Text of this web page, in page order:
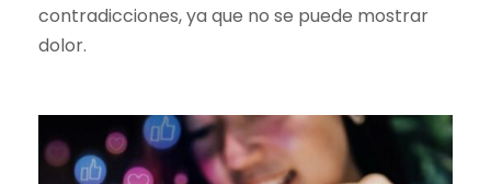
contradicciones, ya que no se puede mostrar
dolor.